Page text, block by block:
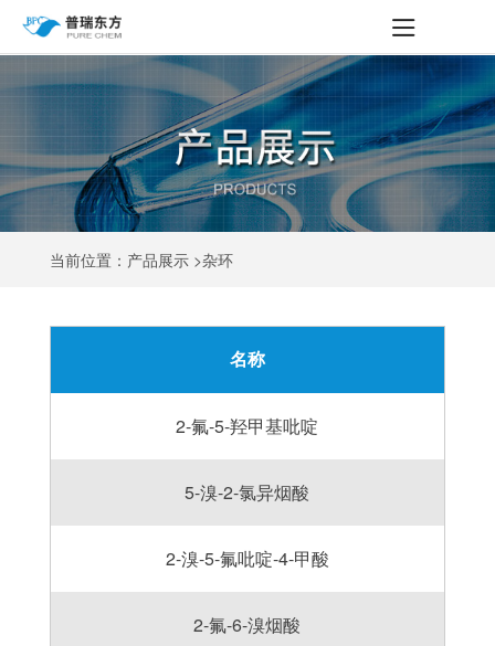
当前位置：产品展示 >杂环
名称
2-氟-5-羟甲基吡啶
5-溴-2-氯异烟酸
2-溴-5-氟吡啶-4-甲酸
2-氟-6-溴烟酸